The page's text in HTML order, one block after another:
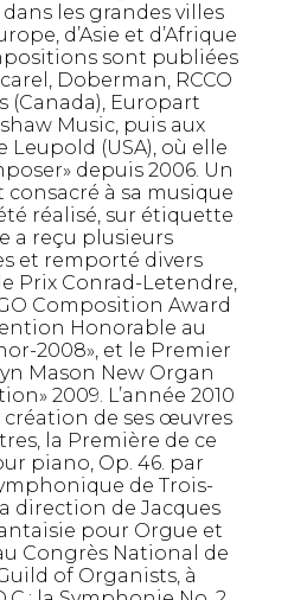
les grandes villes
d’Asie et d’Afrique
sont publiées
Doberman, RCCO
(Canada), Europart
Music, puis aux
Leupold (USA), où elle
depuis 2006. Un
à sa musique
réalisé, sur étiquette
a reçu plusieurs
et remporté divers
Prix Conrad-Letendre,
Composition Award
Honorable au
2008», et le Premier
Mason New Organ
2009. L’année 2010
de ses œuvres
la Première de ce
piano, Op. 46. par
de Trois-
direction de Jacques
pour Orgue et
Congrès National de
of Organists, à